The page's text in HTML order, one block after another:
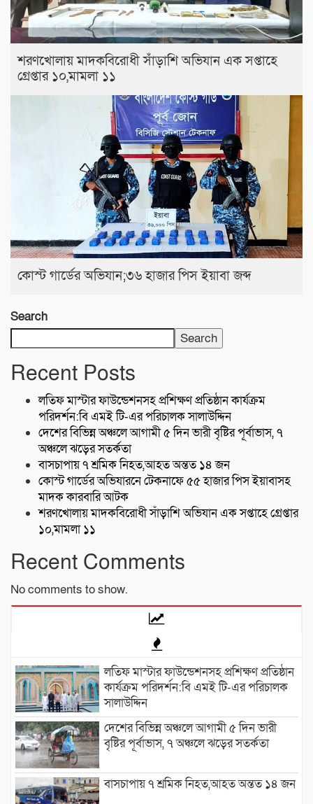
শরণখোলায় মাদকবিরোধী সাঁড়াশি অভিযান এক সপ্তাহে
গ্রেপ্তার ১০,মামলা ১১
কোস্ট গার্ডের অভিযান;৩৬ হাজার পিস ইয়াবা জব্দ
Search
Search
Recent Posts
লতিফ মাস্টার ফাউন্ডেশনসহ প্রশিক্ষণ প্রতিষ্ঠান কার্যক্রম
পরিদর্শন:বি এমই টি-এর পরিচালক সালাউদ্দিন
দেশের বিভিন্ন অঞ্চলে আগামী ৫ দিন ভারী বৃষ্টির পূর্বাভাস, ৭
অঞ্চলে ঝড়ের সতর্কতা
বাসচাপায় ৭ শ্রমিক নিহত,আহত অন্তত ১৪ জন
কোস্ট গার্ডের অভিযারনে টেকনাফে ৫৫ হাজার পিস ইয়াবাসহ
মাদক কারবারি আটক
শরণখোলায় মাদকবিরোধী সাঁড়াশি অভিযান এক সপ্তাহে গ্রেপ্তার
১০,মামলা ১১
Recent Comments
No comments to show.
লতিফ মাস্টার ফাউন্ডেশনসহ প্রশিক্ষণ প্রতিষ্ঠান
কার্যক্রম পরিদর্শন:বি এমই টি-এর পরিচালক
সালাউদ্দিন
দেশের বিভিন্ন অঞ্চলে আগামী ৫ দিন ভারী
বৃষ্টির পূর্বাভাস, ৭ অঞ্চলে ঝড়ের সতর্কতা
বাসচাপায় ৭ শ্রমিক নিহত,আহত অন্তত ১৪ জন